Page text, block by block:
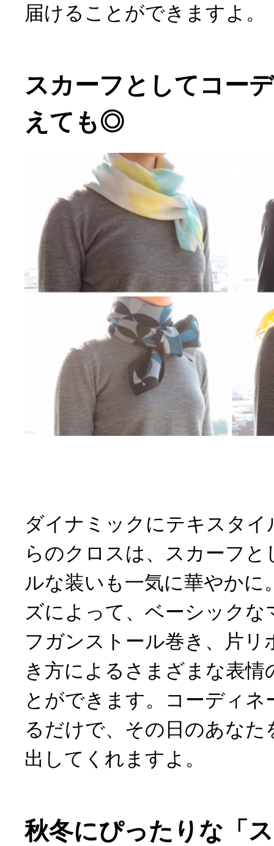
届けることができますよ。
スカーフとしてコー
えても◎
ダイナミックにテキスタ
らのクロスは、スカーフ
ルな装いも一気に華やかに
ズによって、ベーシックな
フガンストール巻き、片リ
き方によるさまざまな表情
とができます。コーディ
るだけで、その日のあなた
出してくれますよ。
秋冬にぴったりな「